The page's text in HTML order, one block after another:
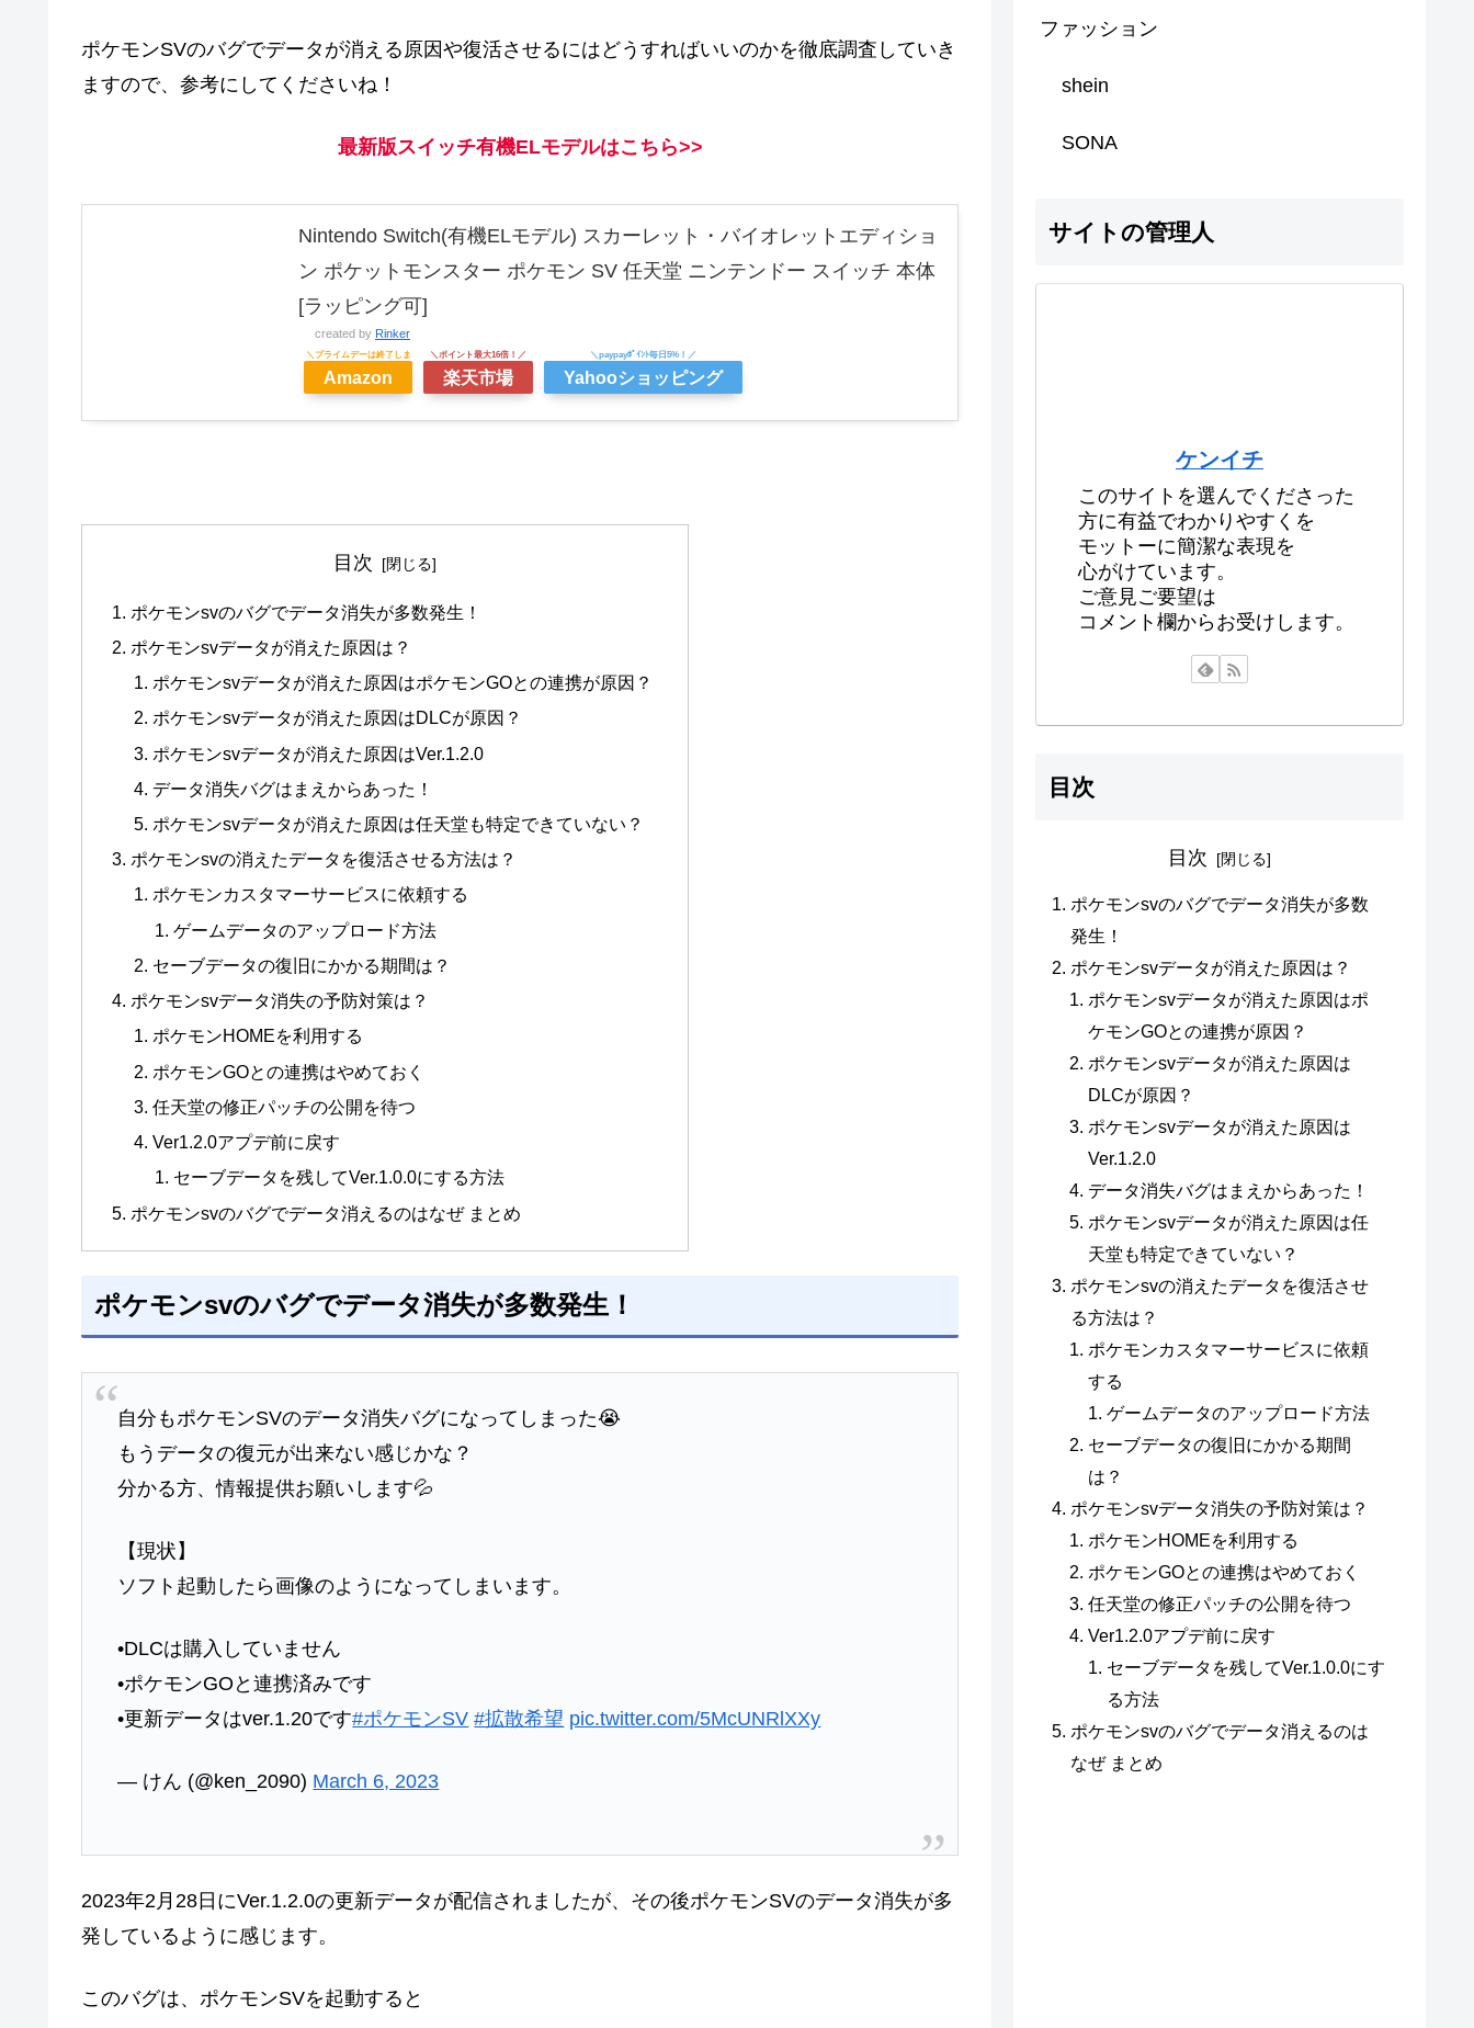
ポケモンSVのバグでデータが消える原因や復活させるにはどうすればいいのかを徹底調査していき
ますので、参考にしてくださいね！
最新版スイッチ有機ELモデルはこちら>>
Nintendo Switch(有機ELモデル) スカーレット・バイオレットエディショ
ン ポケットモンスター ポケモン SV 任天堂 ニンテンドー スイッチ 本体
[ラッピング可]
created by Rinker
Amazon 楽天市場 Yahooショッピング
目次
ポケモンsvのバグでデータ消失が多数発生！
ポケモンsvデータが消えた原因は？
ポケモンsvデータが消えた原因はポケモンGOとの連携が原因？
ポケモンsvデータが消えた原因はDLCが原因？
ポケモンsvデータが消えた原因はVer.1.2.0
データ消失バグはまえからあった！
ポケモンsvデータが消えた原因は任天堂も特定できていない？
ポケモンsvの消えたデータを復活させる方法は？
ポケモンカスタマーサービスに依頼する
ゲームデータのアップロード方法
セーブデータの復旧にかかる期間は？
ポケモンsvデータ消失の予防対策は？
ポケモンHOMEを利用する
ポケモンGOとの連携はやめておく
任天堂の修正パッチの公開を待つ
Ver1.2.0アプデ前に戻す
セーブデータを残してVer.1.0.0にする方法
ポケモンsvのバグでデータ消えるのはなぜ まとめ
ポケモンsvのバグでデータ消失が多数発生！
自分もポケモンSVのデータ消失バグになってしまった😭
もうデータの復元が出来ない感じかな？
分かる方、情報提供お願いします💦
【現状】
ソフト起動したら画像のようになってしまいます。
•DLCは購入していません
•ポケモンGOと連携済みです
•更新データはver.1.20です#ポケモンSV #拡散希望 pic.twitter.com/5McUNRlXXy
— けん (@ken_2090) March 6, 2023
2023年2月28日にVer.1.2.0の更新データが配信されましたが、その後ポケモンSVのデータ消失が多
発しているように感じます。
このバグは、ポケモンSVを起動すると
ファッション
shein
SONA
サイトの管理人
ケンイチ
このサイトを選んでくださった
方に有益でわかりやすくを
モットーに簡潔な表現を
心がけています。
ご意見ご要望は
コメント欄からお受けします。
目次
目次
ポケモンsvのバグでデータ消失が多数
発生！
ポケモンsvデータが消えた原因は？
ポケモンsvデータが消えた原因はポ
ケモンGOとの連携が原因？
ポケモンsvデータが消えた原因は
DLCが原因？
ポケモンsvデータが消えた原因は
Ver.1.2.0
データ消失バグはまえからあった！
ポケモンsvデータが消えた原因は任
天堂も特定できていない？
ポケモンsvの消えたデータを復活させ
る方法は？
ポケモンカスタマーサービスに依頼
する
ゲームデータのアップロード方法
セーブデータの復旧にかかる期間
は？
ポケモンsvデータ消失の予防対策は？
ポケモンHOMEを利用する
ポケモンGOとの連携はやめておく
任天堂の修正パッチの公開を待つ
Ver1.2.0アプデ前に戻す
セーブデータを残してVer.1.0.0にす
る方法
ポケモンsvのバグでデータ消えるのは
なぜ まとめ